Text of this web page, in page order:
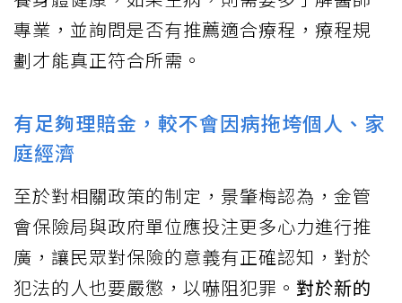
專業，並詢問是否有推薦適合療程，療程規
劃才能真正符合所需。
有足夠理賠金，較不會因病拖垮個人、家
庭經濟
至於對相關政策的制定，景肇梅認為，金管
會保險局與政府單位應投注更多心力進行推
廣，讓民眾對保險的意義有正確認知，對於
犯法的人也要嚴懲，以嚇阻犯罪。 對於新的